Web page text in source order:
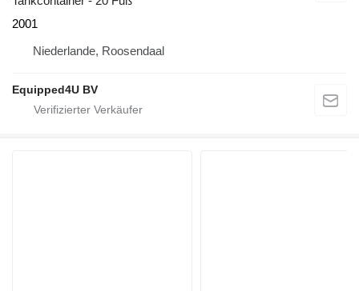
2001
Niederlande, Roosendaal
Equipped4U BV